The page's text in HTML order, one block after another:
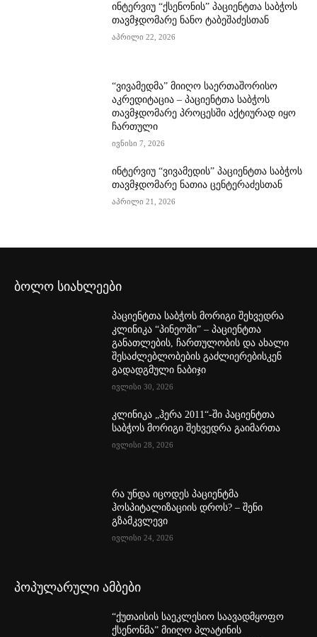
ინტერვიუ “ქსენონის” პაციენტთა საბჭოს
თავმჯდომარე ნანო ტაბეშაძესთან
აპრილი 22, 2026
“ვივამედმა” მიიღო საერთაშორისო
აკრედიტაცია – პაციენტთა საბჭოს
თავმჯდომარე პროცესში აქტიურად იყო
ჩართული
ივნისი 7, 2026
ინტერვიუ “ვივამედის” პაციენტთა საბჭოს
თავმჯდომარე ნათია ცენტერაძესთან
აპრილი 21, 2026
ბოლო სიახლეები
პაციენტთა საბჭოს მორიგი შეხვედრა
კლინიკა “პინეოში” – პაციენტთა
განათლების, ჩართულობის და ახალი
შესაძლებლობების გაძლიერებისკენ
გადადგმული ნაბიჯი
ივლისი 30, 2026
კლინიკა „ჰერა 2011“-ში პაციენტთა
საბჭოს მორიგი შეხვედრა გაიმართა
ივლისი 28, 2026
რა უნდა იცოდეს პაციენტმა
ჰოსპიტალიზაციის დროს? – შენი
გზამკვლევი
ივლისი 24, 2026
პოპულარული ამბები
“ქუთაისის საეკლესიო საავადმყოფო
ქსენონმა” მიიღო პლატინის